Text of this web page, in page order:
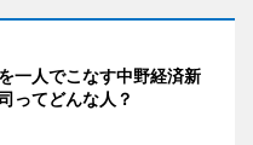
一人でこなす中野経済新
ってどんな人？